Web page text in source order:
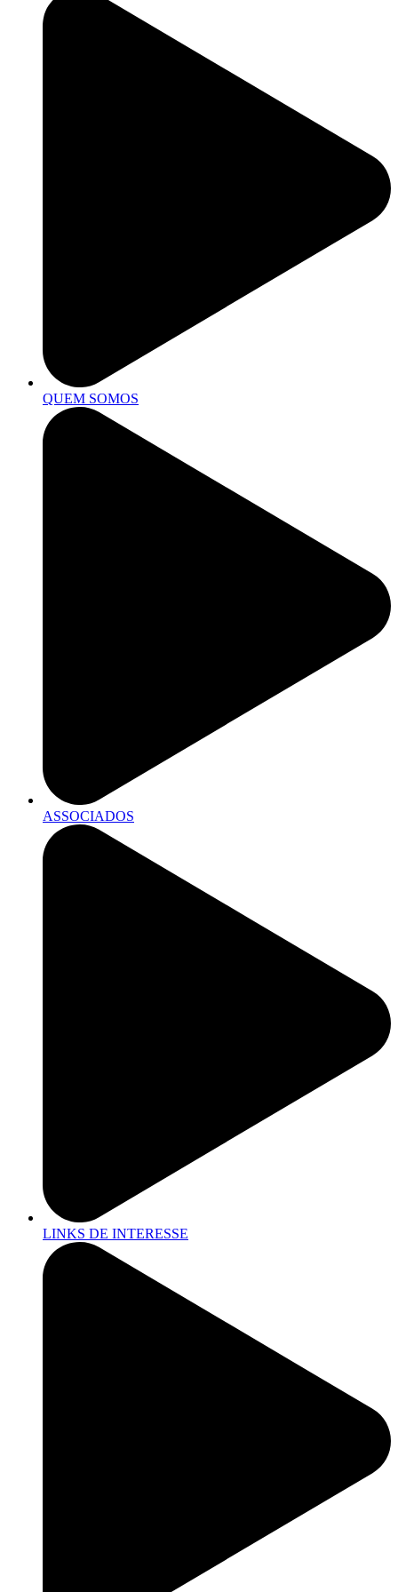
QUEM SOMOS
ASSOCIADOS
LINKS DE INTERESSE